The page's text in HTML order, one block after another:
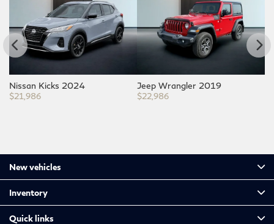
Nissan Kicks 2024
$21,986
Jeep Wrangler 2019
$22,986
New vehicles
Inventory
Quick links